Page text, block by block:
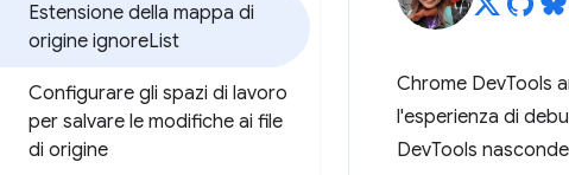
Estensione della mappa di
origine ignoreList
Configurare gli spazi di lavoro
per salvare le modifiche ai file
di origine
Chrome DevTools
l'esperienza di
DevTools